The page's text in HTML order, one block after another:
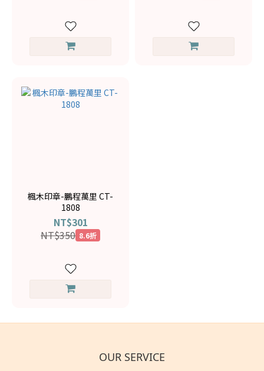
楓木印章-鵬程萬里 CT-
1808
NT$301
NT$350 8.6折
OUR SERVICE